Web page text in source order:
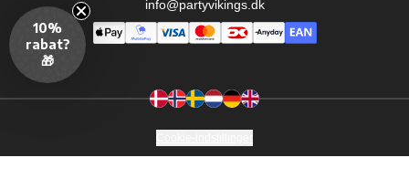
info@partyvikings.dk
10%
rabat?
🎁